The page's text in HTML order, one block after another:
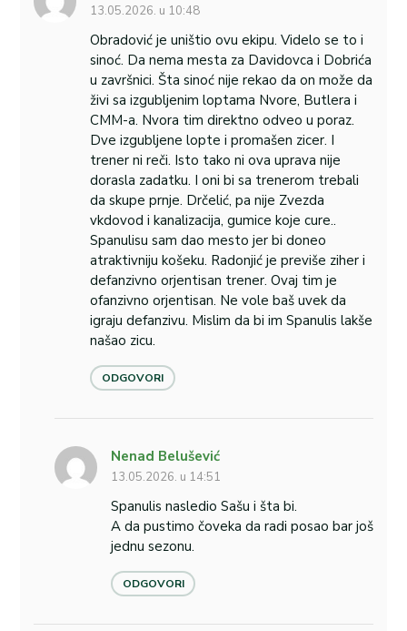
13.05.2026. u 10:48
Obradović je uništio ovu ekipu. Videlo se to i
sinoć. Da nema mesta za Davidovca i Dobrića
u završnici. Šta sinoć nije rekao da on može da
živi sa izgubljenim loptama Nvore, Butlera i
CMM-a. Nvora tim direktno odveo u poraz.
Dve izgubljene lopte i promašen zicer. I
trener ni reči. Isto tako ni ova uprava nije
dorasla zadatku. I oni bi sa trenerom trebali
da skupe prnje. Drčelić, pa nije Zvezda
vkdovod i kanalizacija, gumice koje cure..
Spanulisu sam dao mesto jer bi doneo
atraktivniju košeku. Radonjić je previše ziher i
defanzivno orjentisan trener. Ovaj tim je
ofanzivno orjentisan. Ne vole baš uvek da
igraju defanzivu. Mislim da bi im Spanulis lakše
našao zicu.
ODGOVORI
Nenad Belušević
13.05.2026. u 14:51
Spanulis nasledio Sašu i šta bi.
A da pustimo čoveka da radi posao bar još
jednu sezonu.
ODGOVORI